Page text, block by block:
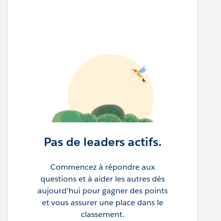
Pas de leaders actifs.
Commencez à répondre aux
questions et à aider les autres dès
aujourd’hui pour gagner des points
et vous assurer une place dans le
classement.